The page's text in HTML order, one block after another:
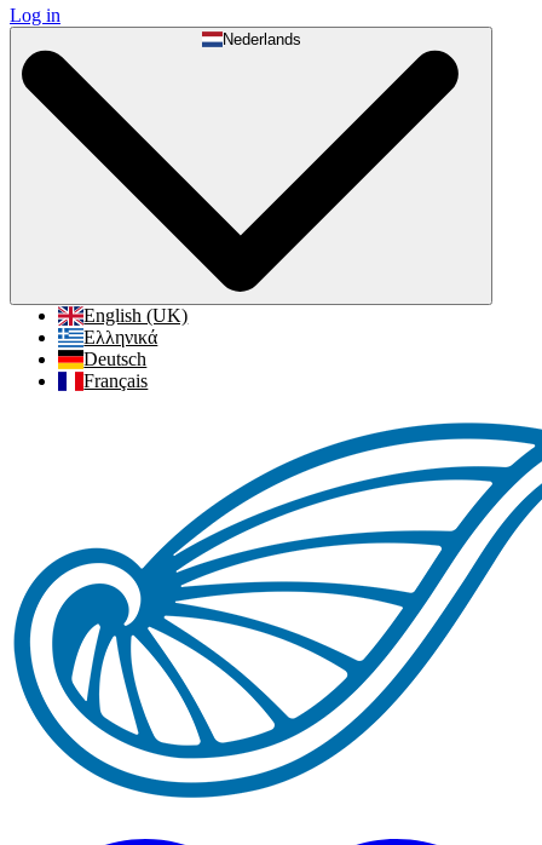
Log in
Nederlands
English (UK)
Ελληνικά
Deutsch
Français